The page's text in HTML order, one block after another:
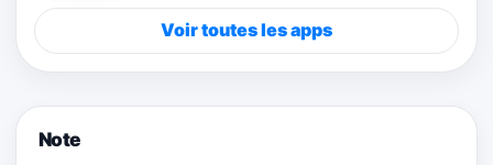
Voir toutes les apps
Note